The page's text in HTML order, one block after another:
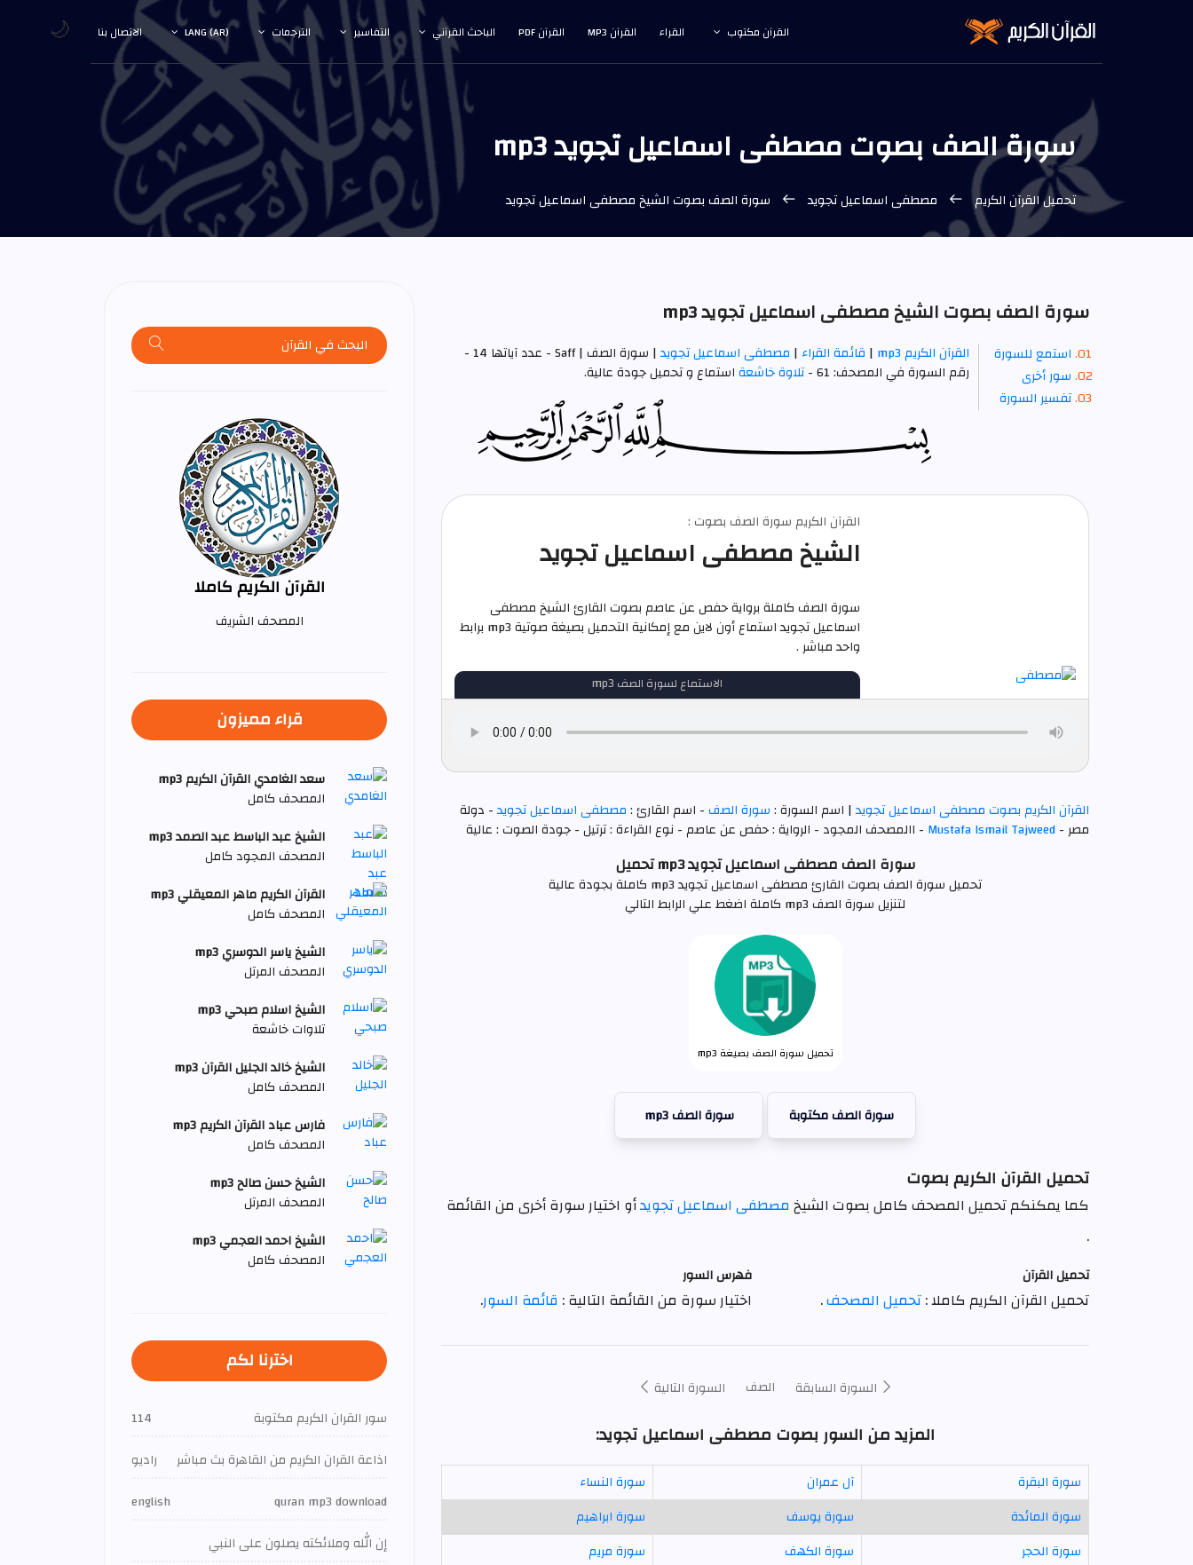
القرآن مكتوب القراء القرآن MP3 القرآن PDF الباحث القرآني التفاسير الترجمات LANG (AR) الاتصال بنا
سورة الصف بصوت مصطفى اسماعيل تجويد mp3
تحميل القرآن الكريم مصطفى اسماعيل تجويد سورة الصف بصوت الشيخ مصطفى اسماعيل تجويد
سورة الصف بصوت الشيخ مصطفى اسماعيل تجويد mp3
استمع للسورة
سور أخرى
تفسير السورة
القرآن الكريم mp3 | قائمة القراء| مصطفى اسماعيل تجويد
| سورة الصف | Saff - عدد آياتها 14 -
رقم السورة في المصحف: 61 -
تلاوة خاشعةاستماع و تحميل جودة عالية.
القرآن الكريم سورة الصف بصوت :
الشيخ مصطفى اسماعيل تجويد
سورة الصف كاملة برواية حفص عن عاصم بصوت القارئ الشيخ مصطفى
اسماعيل تجويد استماع أون لاين مع إمكانية التحميل بصيغة صوتية mp3 برابط
واحد مباشر .
الاستماع لسورة الصف mp3
القرآن الكريم بصوت مصطفى اسماعيل تجويد| اسم السورة :سورة الصف- اسم القارئ :مصطفى اسماعيل تجويد- دولة
مصر -Mustafa Ismail Tajweed - االمصحف المجود - الرواية : حفص عن عاصم - نوع القراءة : ترتيل - جودة الصوت : عالية
سورة الصف مصطفى اسماعيل تجويد mp3 تحميل
تحميل سورة الصف بصوت القارئ مصطفى اسماعيل تجويد mp3 كاملة بجودة عالية
لتنزيل سورة الصف mp3 كاملة اضغط علي الرابط التالي
تحميل سورة الصف بصيغة mp3
سورة الصف مكتوبة سورة الصف mp3
تحميل القرآن الكريم بصوت
كما يمكنكم تحميل المصحف كامل بصوت الشيخ مصطفى اسماعيل تجويدأو اختيار سورة أخرى من القائمة
.
تحميل القرآن
تحميل القرآن الكريم كاملا :تحميل المصحف.
فهرس السور
اختيار سورة من القائمة التالية : قائمة السور.
السورة السابقة الصف السورة التالية
المزيد من السور بصوت مصطفى اسماعيل تجويد:
سورة البقرة آل عمران
سورة النساء
سورة المائدة
سورة يوسف
سورة ابراهيم
سورة الحجر
سورة الكهف
سورة مريم
القرآن الكريم كاملا
المصحف الشريف
قراء مميزون
سعد الغامدي القرآن الكريم mp3
المصحف كامل
الشيخ عبد الباسط عبد الصمد mp3
المصحف المجود كامل
القرآن الكريم ماهر المعيقلي mp3
المصحف كامل
الشيخ ياسر الدوسري mp3
المصحف المرتل
الشيخ اسلام صبحي mp3
تلاوات خاشعة
الشيخ خالد الجليل القرآن mp3
المصحف كامل
فارس عباد القرآن الكريم mp3
المصحف كامل
الشيخ حسن صالح mp3
المصحف المرتل
الشيخ احمد العجمي mp3
المصحف كامل
اخترنا لكم
سور القران الكريم مكتوبة
114
اذاعة القران الكريم من القاهرة بث مباشر
راديو
quran mp3 download
english
إن الله وملائكته يصلون على النبي
🌙